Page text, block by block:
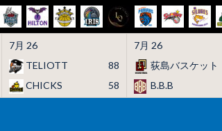
7月 26
TELIOTT
88
CHICKS
58
7月 26
荻島バスケット
B.B.B